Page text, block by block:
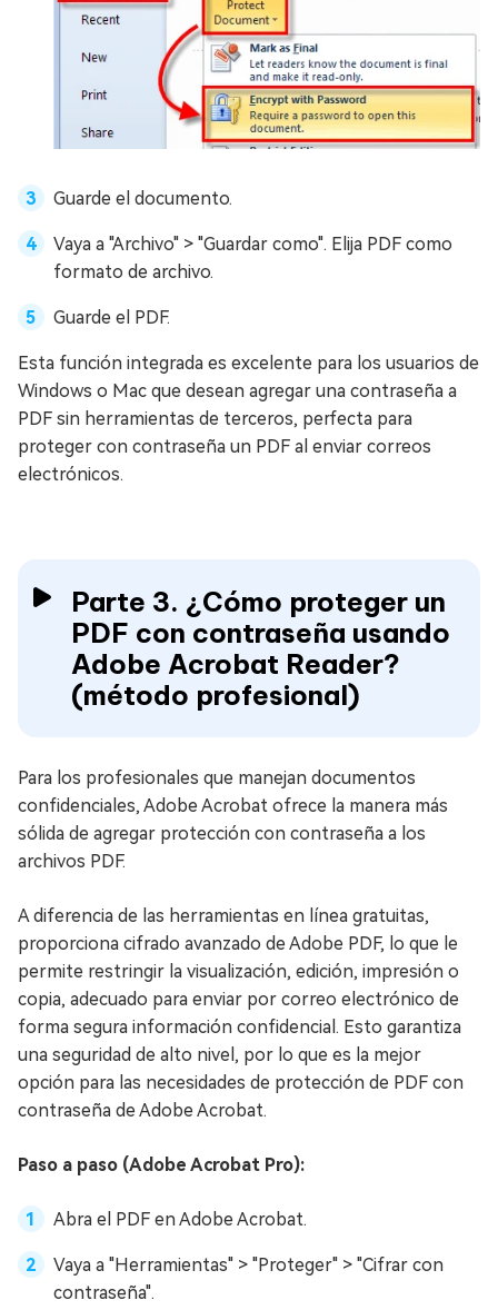
Guarde el documento.
Vaya a "Archivo" > "Guardar como". Elija PDF como
formato de archivo.
Guarde el PDF.
Esta función integrada es excelente para los usuarios de
Windows o Mac que desean agregar una contraseña a
PDF sin herramientas de terceros, perfecta para
proteger con contraseña un PDF al enviar correos
electrónicos.
Parte 3. ¿Cómo proteger un
PDF con contraseña usando
Adobe Acrobat Reader?
(método profesional)
Para los profesionales que manejan documentos
confidenciales, Adobe Acrobat ofrece la manera más
sólida de agregar protección con contraseña a los
archivos PDF.
A diferencia de las herramientas en línea gratuitas,
proporciona cifrado avanzado de Adobe PDF, lo que le
permite restringir la visualización, edición, impresión o
copia, adecuado para enviar por correo electrónico de
forma segura información confidencial. Esto garantiza
una seguridad de alto nivel, por lo que es la mejor
opción para las necesidades de protección de PDF con
contraseña de Adobe Acrobat.
Paso a paso (Adobe Acrobat Pro):
Abra el PDF en Adobe Acrobat.
Vaya a "Herramientas" > "Proteger" > "Cifrar con
contraseña".